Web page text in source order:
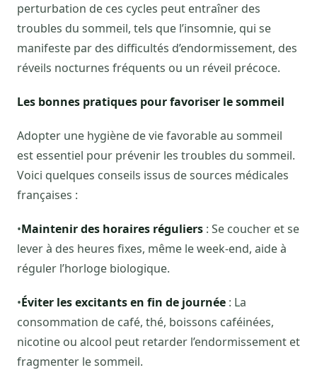
perturbation de ces cycles peut entraîner des
troubles du sommeil, tels que l’insomnie, qui se
manifeste par des difficultés d’endormissement, des
réveils nocturnes fréquents ou un réveil précoce.
Les bonnes pratiques pour favoriser le sommeil
Adopter une hygiène de vie favorable au sommeil
est essentiel pour prévenir les troubles du sommeil.
Voici quelques conseils issus de sources médicales
françaises :
•Maintenir des horaires réguliers : Se coucher et se
lever à des heures fixes, même le week-end, aide à
réguler l’horloge biologique.
•Éviter les excitants en fin de journée : La
consommation de café, thé, boissons caféinées,
nicotine ou alcool peut retarder l’endormissement et
fragmenter le sommeil.